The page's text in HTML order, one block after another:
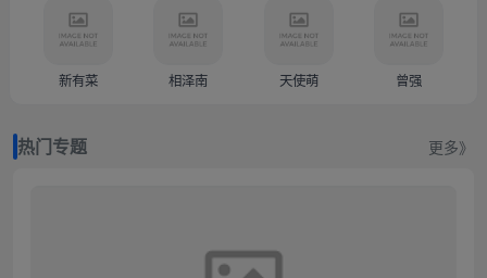
新有菜 相泽南 天使萌 曾强
热门专题 更多》